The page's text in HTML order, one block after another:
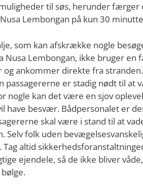
til søs, herunder færger
Lembongan på kun 30
som kan afskrække nogle
Nusa Lembongan, ikke bruger en
og ankommer direkte fra
passagererne er stadig nødt til at
nogle kan det være en sjov
have besvær. Bådpersonalet er
skal være i stand til at
Selv folk uden
altid
ejendele, så de ikke bliver